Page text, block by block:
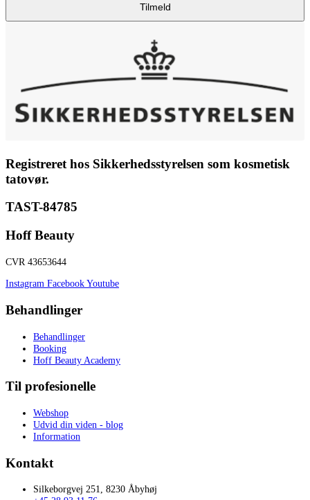
Tilmeld
Registreret hos Sikkerhedsstyrelsen som kosmetisk
tatovør.
TAST-84785
Hoff Beauty
CVR 43653644
Instagram FacebookYoutube
Behandlinger
Behandlinger
Booking
Hoff Beauty Academy
Til profesionelle
Webshop
Udvid din viden - blog
Information
Kontakt
Silkeborgvej 251, 8230 Åbyhøj